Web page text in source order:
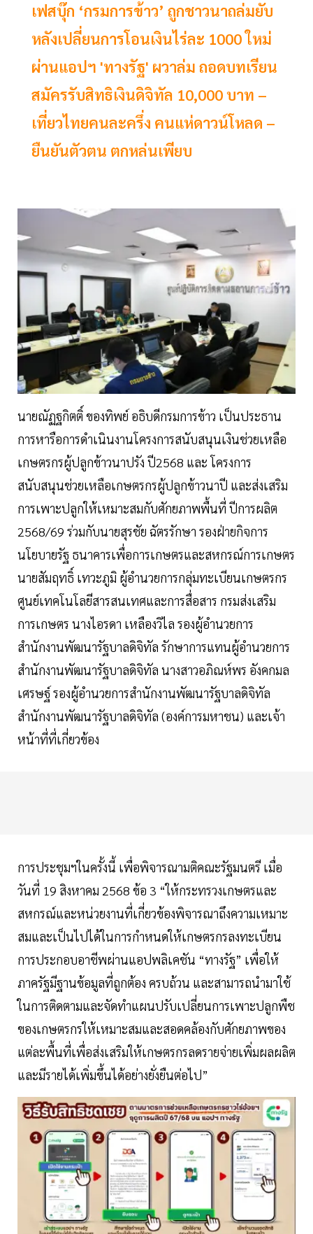
เฟสบุ๊ก ‘กรมการข้าว’ ถูกชาวนาถล่มยับ
หลังเปลี่ยนการโอนเงินไร่ละ 1000 ใหม่
ผ่านแอปฯ 'ทางรัฐ' ผวาล่ม ถอดบทเรียน
สมัครรับสิทธิเงินดิจิทัล 10,000 บาท –
เที่ยวไทยคนละครึ่ง คนแห่ดาวน์โหลด –
ยืนยันตัวตน ตกหล่นเพียบ
นายณัฏฐกิตติ์ ของทิพย์ อธิบดีกรมการข้าว เป็นประธาน
การหารือการดำเนินงานโครงการสนับสนุนเงินช่วยเหลือ
เกษตรกรผู้ปลูกข้าวนาปรัง ปี2568 และ โครงการ
สนับสนุนช่วยเหลือเกษตรกรผู้ปลูกข้าวนาปี และส่งเสริม
การเพาะปลูกให้เหมาะสมกับศักยภาพพื้นที่ ปีการผลิต
2568/69 ร่วมกับนายสุรชัย ฉัตรรักษา รองฝ่ายกิจการ
นโยบายรัฐ ธนาคารเพื่อการเกษตรและสหกรณ์การเกษตร
นายสัมฤทธิ์ เทวะภูมิ ผู้อำนวยการกลุ่มทะเบียนเกษตรกร
ศูนย์เทคโนโลยีสารสนเทศและการสื่อสาร กรมส่งเสริม
การเกษตร นางไอรดา เหลืองวิไล รองผู้อำนวยการ
สำนักงานพัฒนารัฐบาลดิจิทัล รักษาการแทนผู้อำนวยการ
สำนักงานพัฒนารัฐบาลดิจิทัล นางสาวอภิณห์พร อังคกมล
เศรษฐ์ รองผู้อำนวยการสำนักงานพัฒนารัฐบาลดิจิทัล
สำนักงานพัฒนารัฐบาลดิจิทัล (องค์การมหาชน) และเจ้า
หน้าที่ที่เกี่ยวข้อง
การประชุมฯในครั้งนี้ เพื่อพิจารณามติคณะรัฐมนตรี เมื่อ
วันที่ 19 สิงหาคม 2568 ข้อ 3 “ให้กระทรวงเกษตรและ
สหกรณ์และหน่วยงานที่เกี่ยวข้องพิจารณาถึงความเหมาะ
สมและเป็นไปได้ในการกำหนดให้เกษตรกรลงทะเบียน
การประกอบอาชีพผ่านแอปพลิเคชัน “ทางรัฐ” เพื่อให้
ภาครัฐมีฐานข้อมูลที่ถูกต้อง ครบถ้วน และสามารถนำมาใช้
ในการติดตามและจัดทำแผนปรับเปลี่ยนการเพาะปลูกพืช
ของเกษตรกรให้เหมาะสมและสอดคล้องกับศักยภาพของ
แต่ละพื้นที่เพื่อส่งเสริมให้เกษตรกรลดรายจ่ายเพิ่มผลผลิต
และมีรายได้เพิ่มขึ้นได้อย่างยั่งยืนต่อไป”